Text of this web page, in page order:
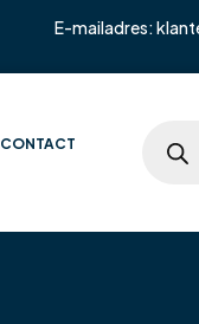
E-mailadres:
CONTACT